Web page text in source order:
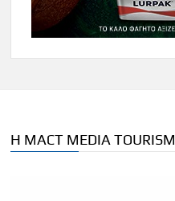
Η MACT MEDIA TOURISM